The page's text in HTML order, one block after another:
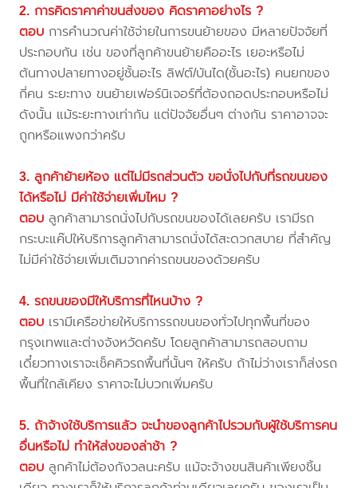
2. การคิดราคาค่าขนส่งของ คิดราคาอย่างไร ?
ตอบ การคำนวณค่าใช้จ่ายในการขนย้ายของ มีหลายปัจจัยที่
ประกอบกัน เช่น ของที่ลูกค้าขนย้ายคืออะไร เยอะหรือไม่
ต้นทางปลายทางอยู่ชั้นอะไร ลิฟต์/บันได(ชั้นอะไร) คนยกของ
กี่คน ระยะทาง ขนย้ายเฟอร์นิเจอร์ที่ต้องถอดประกอบหรือไม่
ดังนั้น แม้ระยะทางเท่ากัน แต่ปัจจัยอื่นๆ ต่างกัน ราคาอาจจะ
ถูกหรือแพงกว่าครับ
3. ลูกค้าย้ายห้อง แต่ไม่มีรถส่วนตัว ขอนั่งไปกับที่รถขนของ
ได้หรือไม่ มีค่าใช้จ่ายเพิ่มไหม ?
ตอบ ลูกค้าสามารถนั่งไปกับรถขนของได้เลยครับ เรามีรถ
กระบะแค๊ปให้บริการลูกค้าสามารถนั่งได้สะดวกสบาย ที่สำคัญ
ไม่มีค่าใช้จ่ายเพิ่มเติมจากค่ารถขนของด้วยครับ
4. รถขนของมีให้บริการที่ไหนบ้าง ?
ตอบ เรามีเครือข่ายให้บริการรถขนของทั่วไปทุกพื้นที่ของ
กรุงเทพและต่างจังหวัดครับ โดยลูกค้าสามารถสอบถาม
เดี๋ยวทางเราจะเช็คคิวรถพื้นที่นั้นๆ ให้ครับ ถ้าไม่ว่างเราก็ส่งรถ
พื้นที่ใกล้เคียง ราคาจะไม่บวกเพิ่มครับ
5. ถ้าจ้างใช้บริการแล้ว จะนำของลูกค้าไปรวมกับผู้ใช้บริการคน
อื่นหรือไม่ ทำให้ส่งของล่าช้า ?
ตอบ ลูกค้าไม่ต้องกังวลนะครับ แม้จะจ้างขนสินค้าเพียงชิ้น